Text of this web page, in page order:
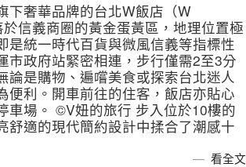
下奢華品牌的台北W飯店（W
信義商圈的黃金蛋黃區，地理位置極
是統一時代百貨與微風信義等指標性
市政府站緊密相連，步行僅需2至3分
論是購物、遍嚐美食或探索台北迷人
便利。開車前往的住客，飯店亦貼心
車場。 ©V妞的旅行 步入位於10樓的
舒適的現代簡約設計中揉合了潮感十
看全文